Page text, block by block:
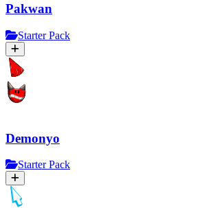
Pakwan
Starter Pack
Demonyo
Starter Pack